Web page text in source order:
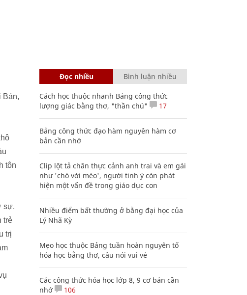
Bản,
tôn
sự.
trẻ
trị
Đọc nhiều Bình luận nhiều
Cách học thuộc nhanh Bảng công thức
lượng giác bằng thơ, "thần chú"
17
Bảng công thức đạo hàm nguyên hàm cơ
bản cần nhớ
Clip lột tả chân thực cảnh anh trai và em gái
như 'chó với mèo', người tinh ý còn phát
hiện một vấn đề trong giáo dục con
Nhiều điểm bất thường ở bằng đại học của
Lý Nhã Kỳ
Mẹo học thuộc Bảng tuần hoàn nguyên tố
hóa học bằng thơ, câu nói vui vẻ
Các công thức hóa học lớp 8, 9 cơ bản cần
nhớ
106